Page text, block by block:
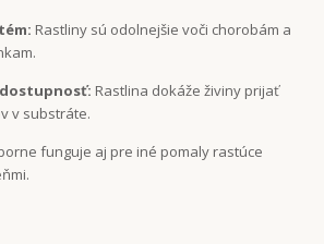
Rastliny sú odolnejšie voči chorobám a
Rastlina dokáže živiny prijať
v substráte.
funguje aj pre iné pomaly rastúce